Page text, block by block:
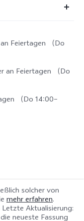
Feiertagen （Do
an Feiertagen （Do
（Do 14:00–
solcher von
mehr erfahren.
Letzte Aktualisierung:
neueste Fassung